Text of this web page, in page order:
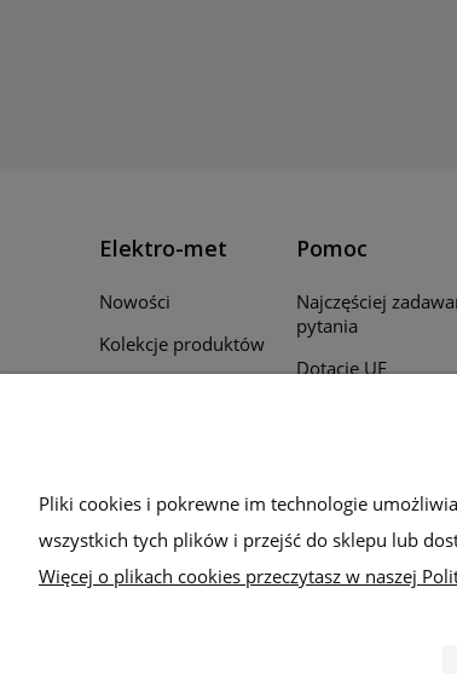
Elektro-met
Nowości
Kolekcje produktów
Pomoc
Najczęściej
pytania
Dotacje UE
Bezpieczeństwo
Pliki cookies i pokrewne im technologie
wszystkich tych plików i przejść do sklepu lub
Więcej o plikach cookies przeczytasz w naszej